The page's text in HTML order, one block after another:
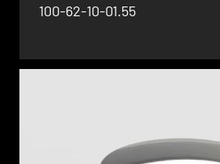
100-62-10-01.55